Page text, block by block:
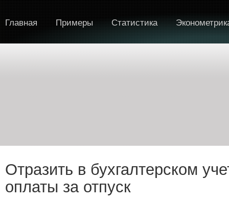
Главная Примеры Статистика
Отразить в бухгалтерском
оплаты за отпуск